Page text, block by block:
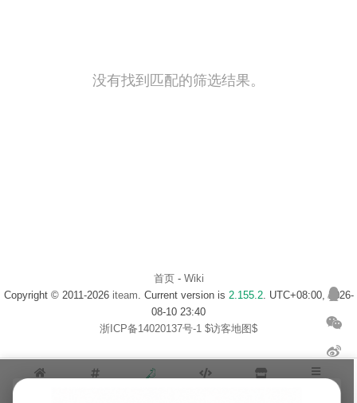
没有找到匹配的筛选结果。
首页- Wiki
Copyright © 2011-2026 iteam . Current version is 2.155.2. UTC+08:00, 2026-
08-10 23:40
浙ICP备14020137号-1 $访客地图$